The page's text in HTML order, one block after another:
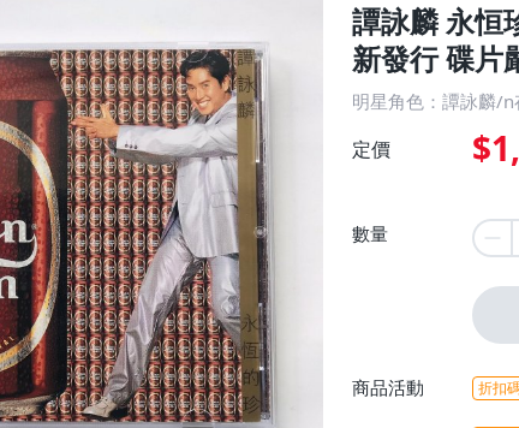
譚詠麟 永恒
新發行 碟片
明星角色：譚詠麟/n
定價
數量
商品活動 折扣